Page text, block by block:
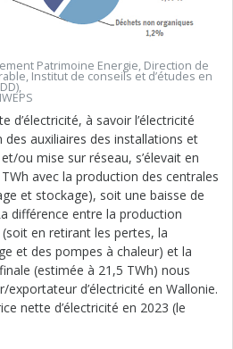
Patrimoine Energie, Direction de
Institut de conseils et d’études en
d’électricité, à savoir l’électricité
auxiliaires des installations et
ou mise sur réseau, s’élevait en
avec la production des centrales
et stockage), soit une baisse de
différence entre la production
en retirant les pertes, la
et des pompes à chaleur) et la
(estimée à 21,5 TWh) nous
d’électricité en Wallonie.
nette d’électricité en 2023 (le